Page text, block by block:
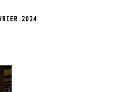
2024